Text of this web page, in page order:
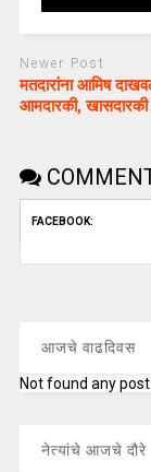
Newer Post
मतदारांना आमिष
आमदारकी, खासदारकी
FACEBOOK:
आजचे वाढदिवस
Not found any post
नेत्यांचे आजचे दौरे